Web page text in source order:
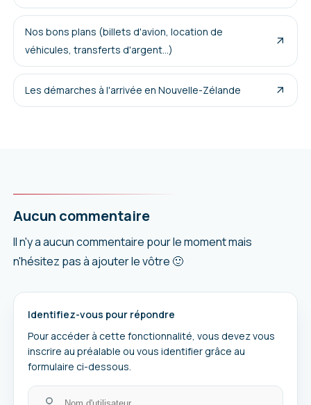
Nos bons plans (billets d'avion, location de
véhicules, transferts d'argent...)
Les démarches à l'arrivée en Nouvelle-Zélande
Aucun commentaire
Il n'y a aucun commentaire pour le moment mais
n'hésitez pas à ajouter le vôtre 🙂
Identifiez-vous pour répondre
Pour accéder à cette fonctionnalité, vous devez vous
inscrire au préalable ou vous identifier grâce au
formulaire ci-dessous.